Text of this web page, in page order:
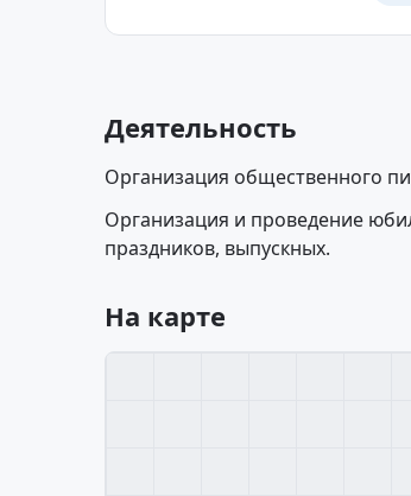
Деятельность
Организация общественного
Организация и проведение
праздников, выпускных.
На карте